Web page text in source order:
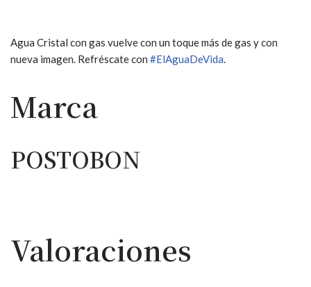
Agua Cristal con gas vuelve con un toque más de gas y con
nueva imagen. Refréscate con #ElAguaDeVida.
Marca
POSTOBON
Valoraciones